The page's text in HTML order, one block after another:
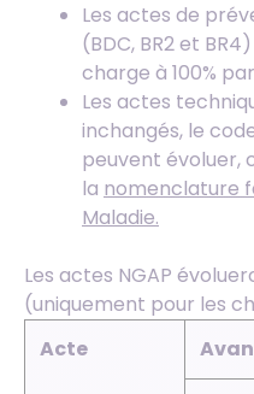
Les actes de
(BDC, BR2 et
charge à 100%
Les actes
inchangés, le
peuvent évoluer,
la nomenclature
Maladie.
Les actes NGAP
(uniquement pour les
Acte